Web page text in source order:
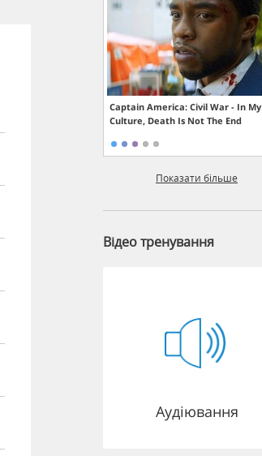
Captain America: Civil War - In My
Culture, Death Is Not The End
Показати більше
Відео тренування
Аудіювання